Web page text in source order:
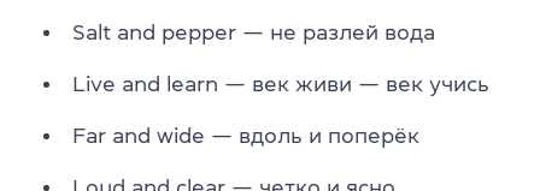
Salt and pepper — не разлей вода
Live and learn — век живи — век учись
Far and wide — вдоль и поперёк